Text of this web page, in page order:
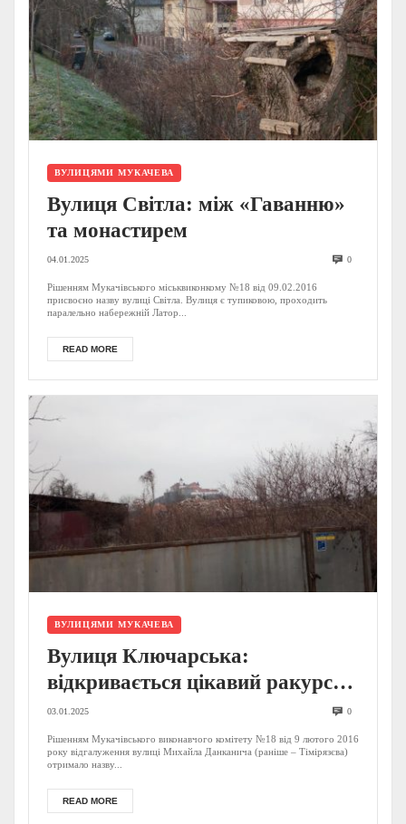
ВУЛИЦЯМИ МУКАЧЕВА
Вулиця Світла: між «Гаванню»
та монастирем
04.01.2025 0
Рішенням Мукачівського міськвиконкому №18 від 09.02.2016
присвоєно назву вулиці Світла. Вулиця є тупиковою, проходить
паралельно набережній Латор...
READ MORE
ВУЛИЦЯМИ МУКАЧЕВА
Вулиця Ключарська:
відкривається цікавий ракурс
«Паланку»
03.01.2025 0
Рішенням Мукачівського виконавчого комітету №18 від 9 лютого 2016
року відгалуження вулиці Михайла Данканича (раніше – Тімірязєва)
отримало назву...
READ MORE